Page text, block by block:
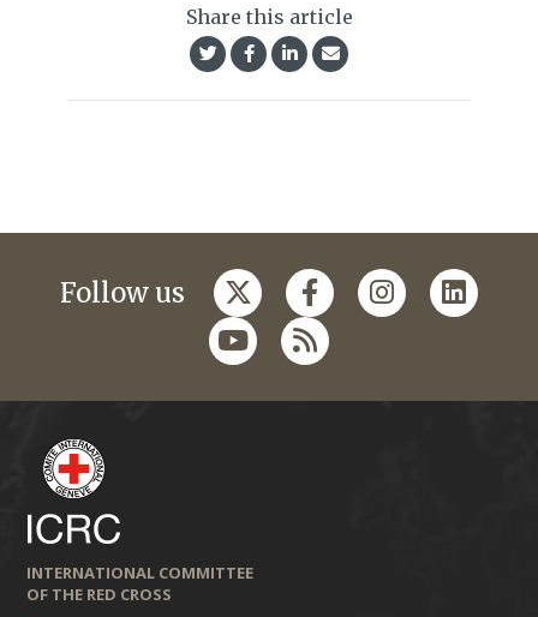
Share this article
Follow us
INTERNATIONAL COMMITTEE
OF THE RED CROSS